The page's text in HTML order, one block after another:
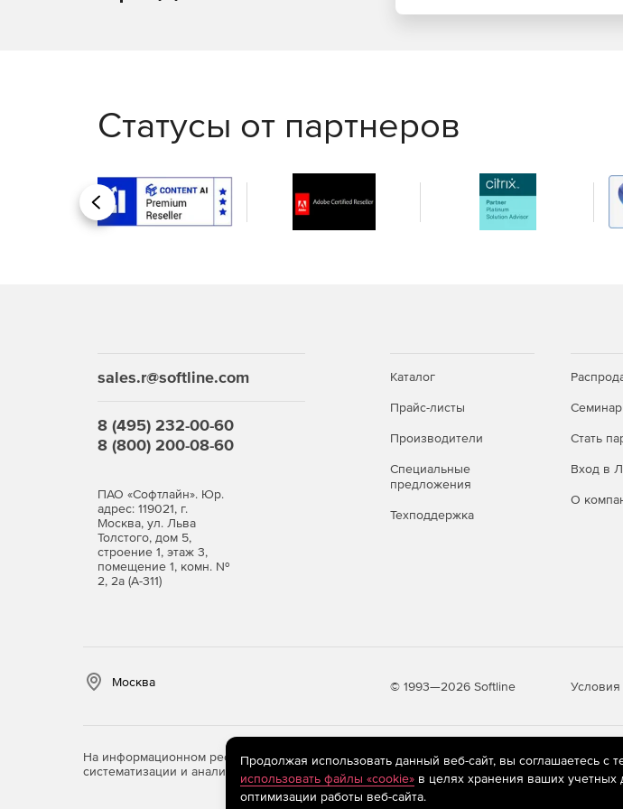
Статусы от партнеров
Назад
sales.r@softline.com
8 (495) 232-00-60
8 (800) 200-08-60
ПАО «Софтлайн». Юр.
адрес: 119021, г.
Москва, ул. Льва
Толстого, дом 5,
строение 1, этаж 3,
помещение 1, комн. №
2, 2а (А-311)
Каталог
Прайс-листы
Производители
Специальные
предложения
Техподдержка
Стать
Вход в
О
Москва © 1993—2026 Softline Условия
На информационном ресурсе store.softline.ru применяютсярекомендательные технологии
систематизации и анализа сведений, относящихся к предпочтениям пользователей
Продолжая использовать данный веб-сайт, вы соглашаетесь с
использовать файлы «cookie»в целях хранения ваших учетных
оптимизации работы веб-сайта.